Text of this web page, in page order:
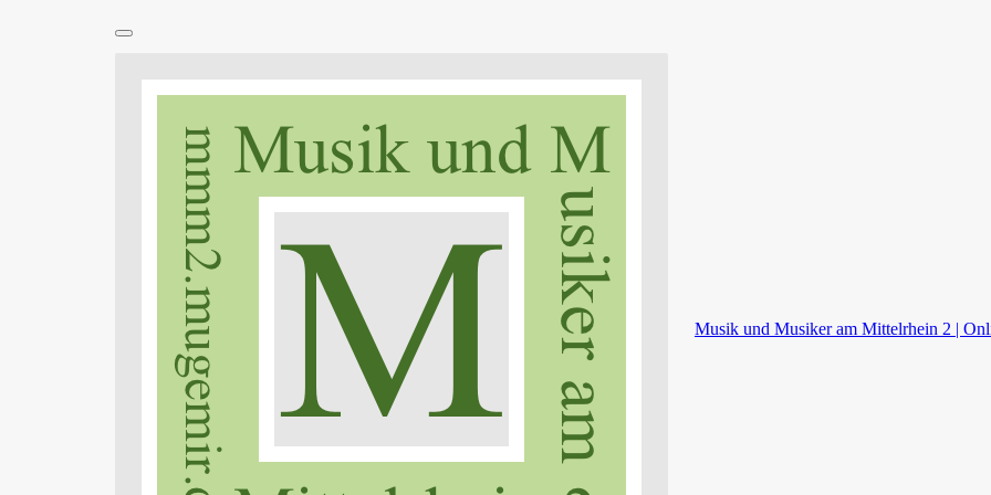
Musik und Musiker am Mittelrhein 2 |